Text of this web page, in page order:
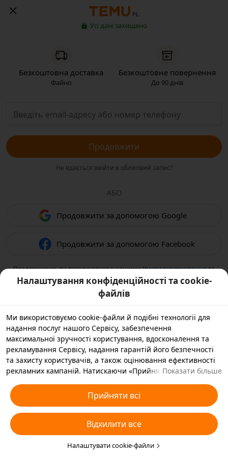
PL
Усі дані захищено
Безкоштовна доставка
Файно
Безкоштовне повернення
До 90 днів
Продовжити
Не вдається ввійти в обліковий запис?
АБО
Продовжити за допомогою Google
Продовжити за допомогою Facebook
Продовжуючи, ви погоджуєтеся з нашимиУмови використаннята
підтверджуєте, що прочитали нашуПолітикою конфіденційності
Налаштування конфіденційності та cookie-
файлів
Ми використовуємо cookie-файли й подібні технології для
надання послуг нашого Сервісу, забезпечення
максимальної зручності користування, вдосконалення та
рекламування Сервісу, надання гарантій його безпечності
та захисту користувачів, а також оцінювання ефективності
рекламних кампаній. Натискаючи «Прийняти всі», ви
cookie-файли й подібні технології на вашому пристрої,
зібрані в рекламних цілях. Ви також можете вибрати
варіант «Відхилити всі» для необов’язкових cookie-файлів
або вказати, які типи cookie-файлів ви згодні прийняти, а які
бажаєте заблокувати, натиснувши «Налаштувати cookie-
файли» нижче на цій сторінці або зайшовши в розділ
Показати більше
Прийняти всі
Відхилити все
Налаштувати cookie-файли